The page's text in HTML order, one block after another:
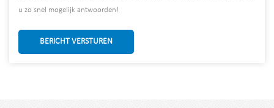
u zo snel mogelijk antwoorden!
BERICHT VERSTUREN